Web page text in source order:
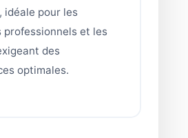
idéale pour les
et les
des
optimales.